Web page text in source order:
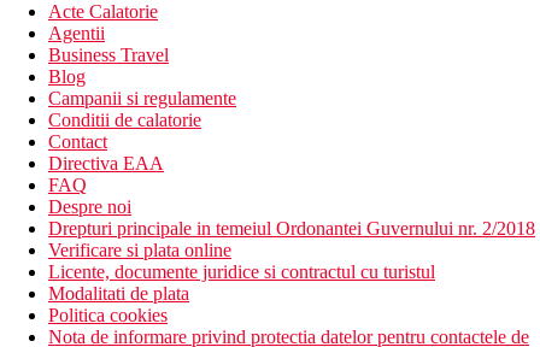
Acte Calatorie
Agentii
Business Travel
Blog
Campanii si regulamente
Conditii de calatorie
Contact
Directiva EAA
FAQ
Despre noi
Drepturi principale in temeiul Ordonantei Guvernului nr. 2/2018
Verificare si plata online
Licente, documente juridice si contractul cu turistul
Modalitati de plata
Politica cookies
Nota de informare privind protectia datelor pentru contactele de